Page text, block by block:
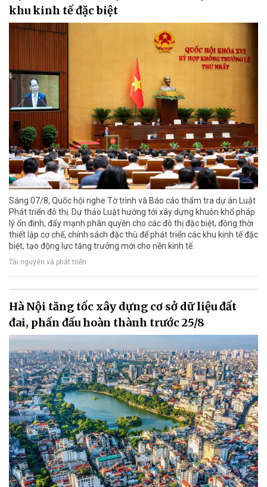
khu kinh tế đặc biệt
Sáng 07/8, Quốc hội nghe Tờ trình và Báo cáo thẩm tra dự án Luật
Phát triển đô thị. Dự thảo Luật hướng tới xây dựng khuôn khổ pháp
lý ổn định, đẩy mạnh phân quyền cho các đô thị đặc biệt, đồng thời
thiết lập cơ chế, chính sách đặc thù để phát triển các khu kinh tế đặc
biệt, tạo động lực tăng trưởng mới cho nền kinh tế.
Tài nguyên và phát triển
Hà Nội tăng tốc xây dựng cơ sở dữ liệu đất
đai, phấn đấu hoàn thành trước 25/8